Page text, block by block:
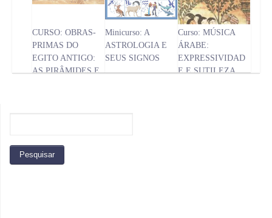
CURSO: OBRAS-
PRIMAS DO
EGITO ANTIGO:
AS PIRÂMIDES E
Minicurso: A
ASTROLOGIA E
SEUS SIGNOS
Curso: MÚSICA
ÁRABE:
EXPRESSIVIDAD
E E SUTILEZA